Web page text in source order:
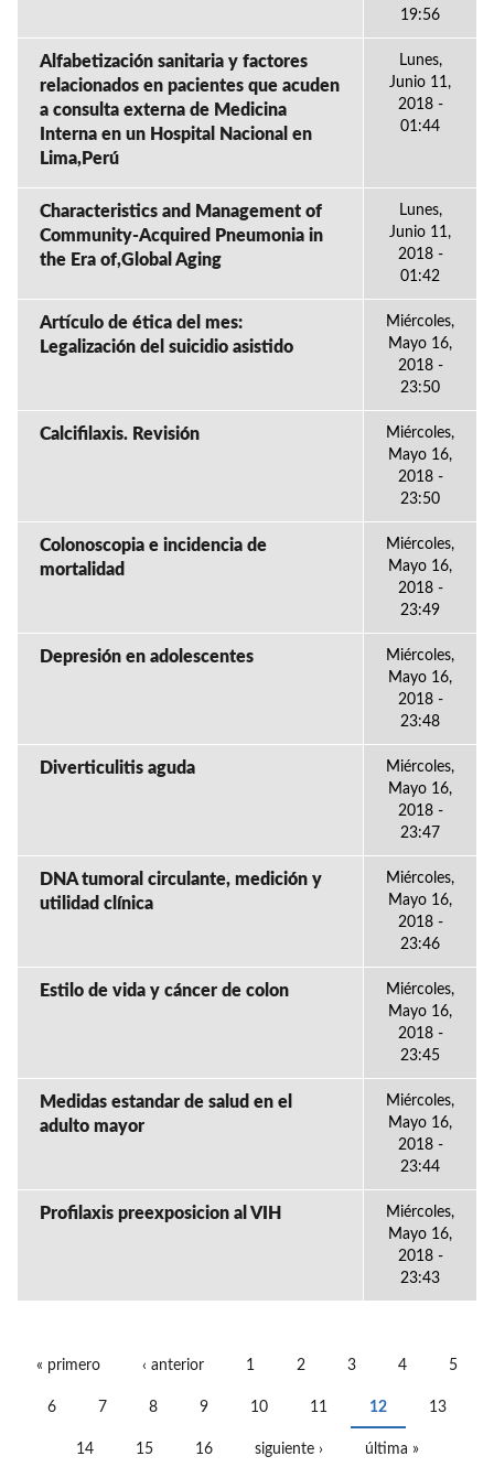
19:56
Alfabetización sanitaria y factores
relacionados en pacientes que acuden
a consulta externa de Medicina
Interna en un Hospital Nacional en
Lima,Perú
Lunes,
Junio 11,
2018 -
01:44
Characteristics and Management of
Community-Acquired Pneumonia in
the Era of,Global Aging
Lunes,
Junio 11,
2018 -
01:42
Artículo de ética del mes:
Legalización del suicidio asistido
Miércoles,
Mayo 16,
2018 -
23:50
Calcifilaxis. Revisión
Miércoles,
Mayo 16,
2018 -
23:50
Colonoscopia e incidencia de
mortalidad
Miércoles,
Mayo 16,
2018 -
23:49
Depresión en adolescentes
Miércoles,
Mayo 16,
2018 -
23:48
Diverticulitis aguda
Miércoles,
Mayo 16,
2018 -
23:47
DNA tumoral circulante, medición y
utilidad clínica
Miércoles,
Mayo 16,
2018 -
23:46
Estilo de vida y cáncer de colon
Miércoles,
Mayo 16,
2018 -
23:45
Medidas estandar de salud en el
adulto mayor
Miércoles,
Mayo 16,
2018 -
23:44
Profilaxis preexposicion al VIH
Miércoles,
Mayo 16,
2018 -
23:43
« primero ‹ anterior 1 2 3 4 5
6 7 8 9 10 11 12 13
14 15 16 siguiente › última »